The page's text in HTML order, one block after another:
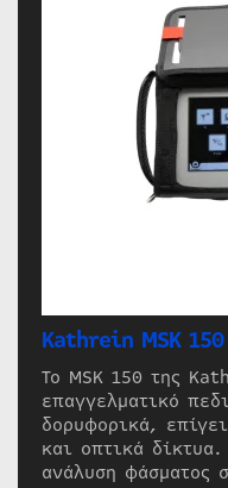
Kathrein MSK 150
Το MSK 150 της
επαγγελματικό
δορυφορικά,
και οπτικά
ανάλυση φάσματος